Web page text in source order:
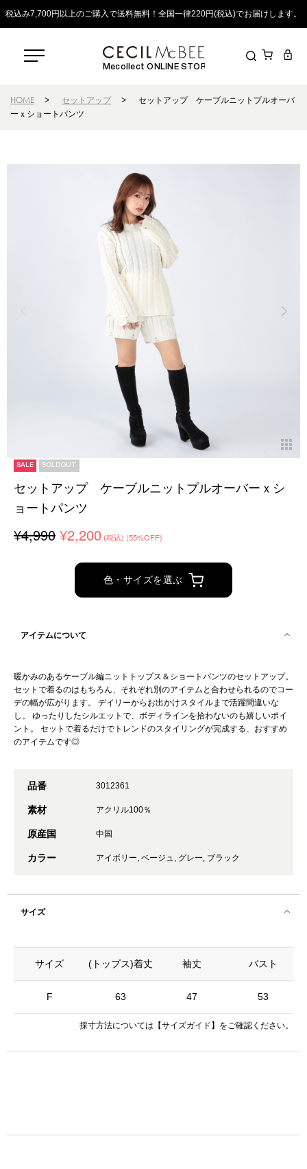
税込み7,700円以上のご購入で送料無料！全国一律220円(税込)でお届けします。
Mecollect ONLINE STORE
HOME > セットアップ >
セットアップ ケーブルニットプルオーバ
ーｘショートパンツ
SALE SOLDOUT
セットアップ ケーブルニットプルオーバーｘシ
ョートパンツ
¥4,990 ¥2,200 (税込) (55%OFF)
色・サイズを選ぶ
アイテムについて
暖かみのあるケーブル編ニットトップス＆ショートパンツのセットアップ。
セットで着るのはもちろん、それぞれ別のアイテムと合わせられるのでコー
デの幅が広がります。 デイリーからお出かけスタイルまで活躍間違いな
し。 ゆったりしたシルエットで、ボディラインを拾わないのも嬉しいポイ
ント。 セットで着るだけでトレンドのスタイリングが完成する、おすすめ
のアイテムです◎
品番 3012361
素材 アクリル100％
原産国 中国
カラー アイボリー, ベージュ, グレー, ブラック
サイズ
サイズ
F
(トップス)着丈 袖丈 バスト
63 47 53
採寸方法については 【サイズガイド】 をご確認ください。